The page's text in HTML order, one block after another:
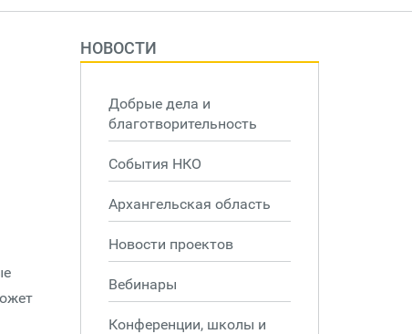
НОВОСТИ
Добрые дела и
благотворительность
События НКО
Архангельская область
Новости проектов
Вебинары
Конференции, школы и